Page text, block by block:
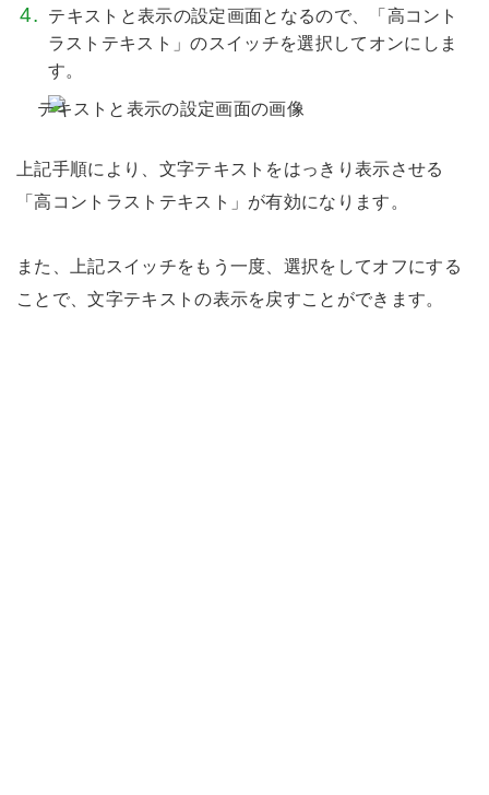
テキストと表示の設定画面となるので、「高コント
ラストテキスト」のスイッチを選択してオンにしま
す。
上記手順により、文字テキストをはっきり表示させる
「高コントラストテキスト」が有効になります。
また、上記スイッチをもう一度、選択をしてオフにする
ことで、文字テキストの表示を戻すことができます。